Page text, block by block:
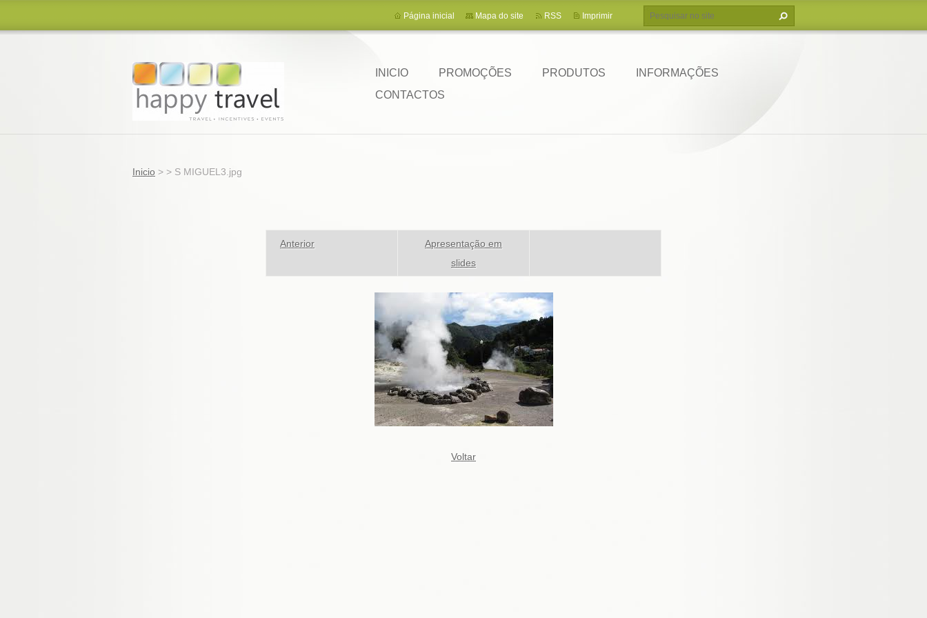
INICIO PROMOÇÕES PRODUTOS
INFORMAÇÕES
CONTACTOS
Página inicial Mapa do site RSS Imprimir
Inicio > > S MIGUEL3.jpg
Anterior
Apresentação em
slides
Voltar